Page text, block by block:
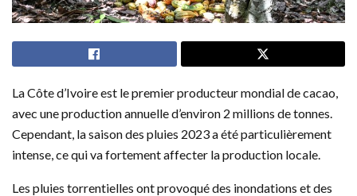
La Côte d’Ivoire est le premier producteur mondial de cacao,
avec une production annuelle d’environ 2 millions de tonnes.
Cependant, la saison des pluies 2023 a été particulièrement
intense, ce qui va fortement affecter la production locale.
Les pluies torrentielles ont provoqué des inondations et des